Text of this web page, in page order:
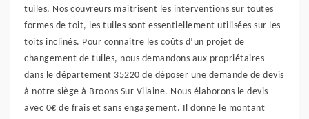
tuiles. Nos couvreurs maitrisent les interventions sur toutes
formes de toit, les tuiles sont essentiellement utilisées sur les
toits inclinés. Pour connaitre les coûts d’un projet de
changement de tuiles, nous demandons aux propriétaires
dans le département 35220 de déposer une demande de devis
à notre siège à Broons Sur Vilaine. Nous élaborons le devis
avec 0€ de frais et sans engagement. Il donne le montant